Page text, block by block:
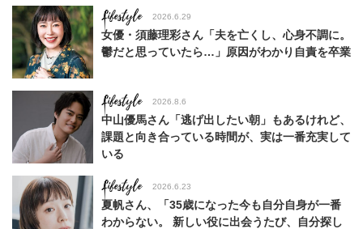
Lifestyle 2026.6.29
女優・須藤理彩さん「夫を亡くし、心身不調に。
鬱だと思っていたら…」原因がわかり自責を卒業
Lifestyle 2026.8.6
中山優馬さん「逃げ出したい朝」もあるけれど、
課題と向き合っている時間が、実は一番充実して
いる
Lifestyle 2026.6.23
夏帆さん、「35歳になった今も自分自身が一番
わからない。 新しい役に出会うたび、自分探し